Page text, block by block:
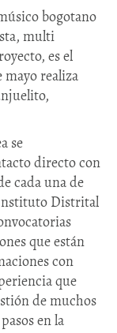
bogotano
multi
es el
mayo realiza
se
directo con
cada una de
Instituto Distrital
que están
con
que
de muchos
en la